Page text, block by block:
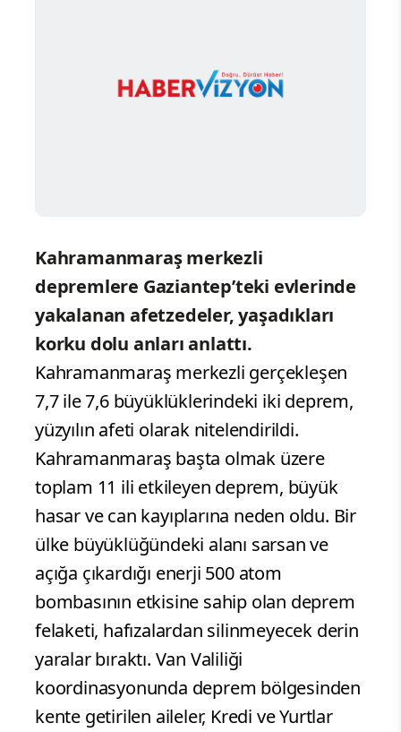
Kahramanmaraş merkezli
depremlere Gaziantep’teki evlerinde
yakalanan afetzedeler, yaşadıkları
korku dolu anları anlattı.
Kahramanmaraş merkezli gerçekleşen
7,7 ile 7,6 büyüklüklerindeki iki deprem,
yüzyılın afeti olarak nitelendirildi.
Kahramanmaraş başta olmak üzere
toplam 11 ili etkileyen deprem, büyük
hasar ve can kayıplarına neden oldu. Bir
ülke büyüklüğündeki alanı sarsan ve
açığa çıkardığı enerji 500 atom
bombasının etkisine sahip olan deprem
felaketi, hafızalardan silinmeyecek derin
yaralar bıraktı. Van Valiliği
koordinasyonunda deprem bölgesinden
kente getirilen aileler, Kredi ve Yurtlar